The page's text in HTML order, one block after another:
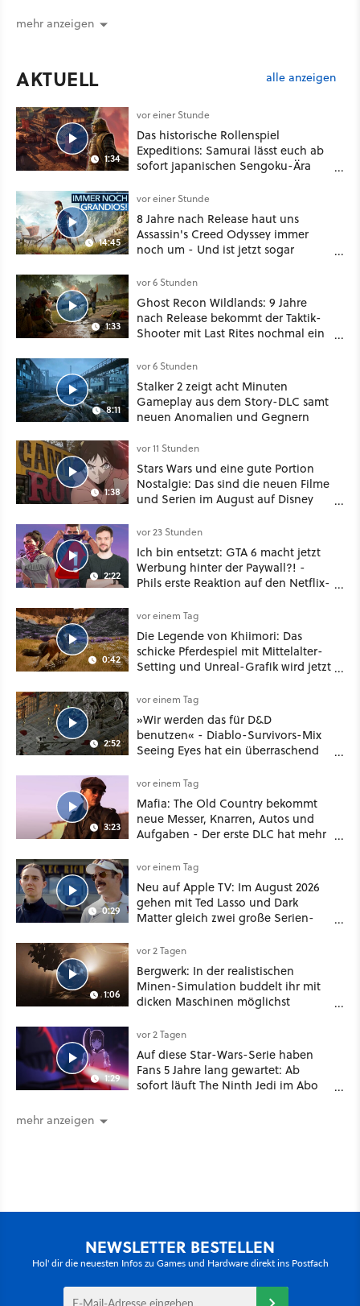
mehr anzeigen
AKTUELL alle anzeigen
1:34
vor einer Stunde
Das historische Rollenspiel
Expeditions: Samurai lässt euch ab
sofort japanischen Sengoku-Ära
oder Diplomatie
14:45
vor einer Stunde
8 Jahre nach Release haut uns
Assassin's Creed Odyssey immer
noch um - Und ist jetzt sogar
1:33
vor 6 Stunden
Ghost Recon Wildlands: 9 Jahre
nach Release bekommt der Taktik-
Shooter mit Last Rites nochmal ein
8:11
vor 6 Stunden
Stalker 2 zeigt acht Minuten
Gameplay aus dem Story-DLC samt
neuen Anomalien und Gegnern
1:38
vor 11 Stunden
Stars Wars und eine gute Portion
Nostalgie: Das sind die neuen Filme
und Serien im August auf Disney
2:22
vor 23 Stunden
Ich bin entsetzt: GTA 6 macht jetzt
Werbung hinter der Paywall?! -
Phils erste Reaktion auf den Netflix-
0:42
vor einem Tag
Die Legende von Khiimori: Das
schicke Pferdespiel mit Mittelalter-
Setting und Unreal-Grafik wird jetzt
2:52
vor einem Tag
»Wir werden das für D&D
benutzen« - Diablo-Survivors-Mix
Seeing Eyes hat ein überraschend
3:23
vor einem Tag
Mafia: The Old Country bekommt
neue Messer, Knarren, Autos und
Aufgaben - Der erste DLC hat mehr
0:29
vor einem Tag
Neu auf Apple TV: Im August 2026
gehen mit Ted Lasso und Dark
Matter gleich zwei große Serien-
1:06
vor 2 Tagen
Bergwerk: In der realistischen
Minen-Simulation buddelt ihr mit
dicken Maschinen möglichst
1:29
vor 2 Tagen
Auf diese Star-Wars-Serie haben
Fans 5 Jahre lang gewartet: Ab
sofort läuft The Ninth Jedi im Abo
mehr anzeigen
NEWSLETTER BESTELLEN
Hol' dir die neuesten Infos zu Games und Hardware direkt ins Postfach